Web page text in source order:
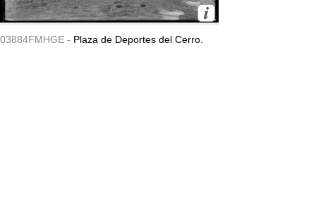
03884FMHGE - Plaza de Deportes del Cerro.